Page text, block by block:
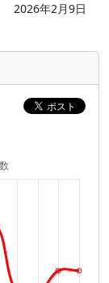
2026年2月9日